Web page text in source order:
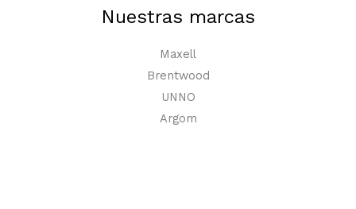
Nuestras marcas
Maxell
Brentwood
UNNO
Argom